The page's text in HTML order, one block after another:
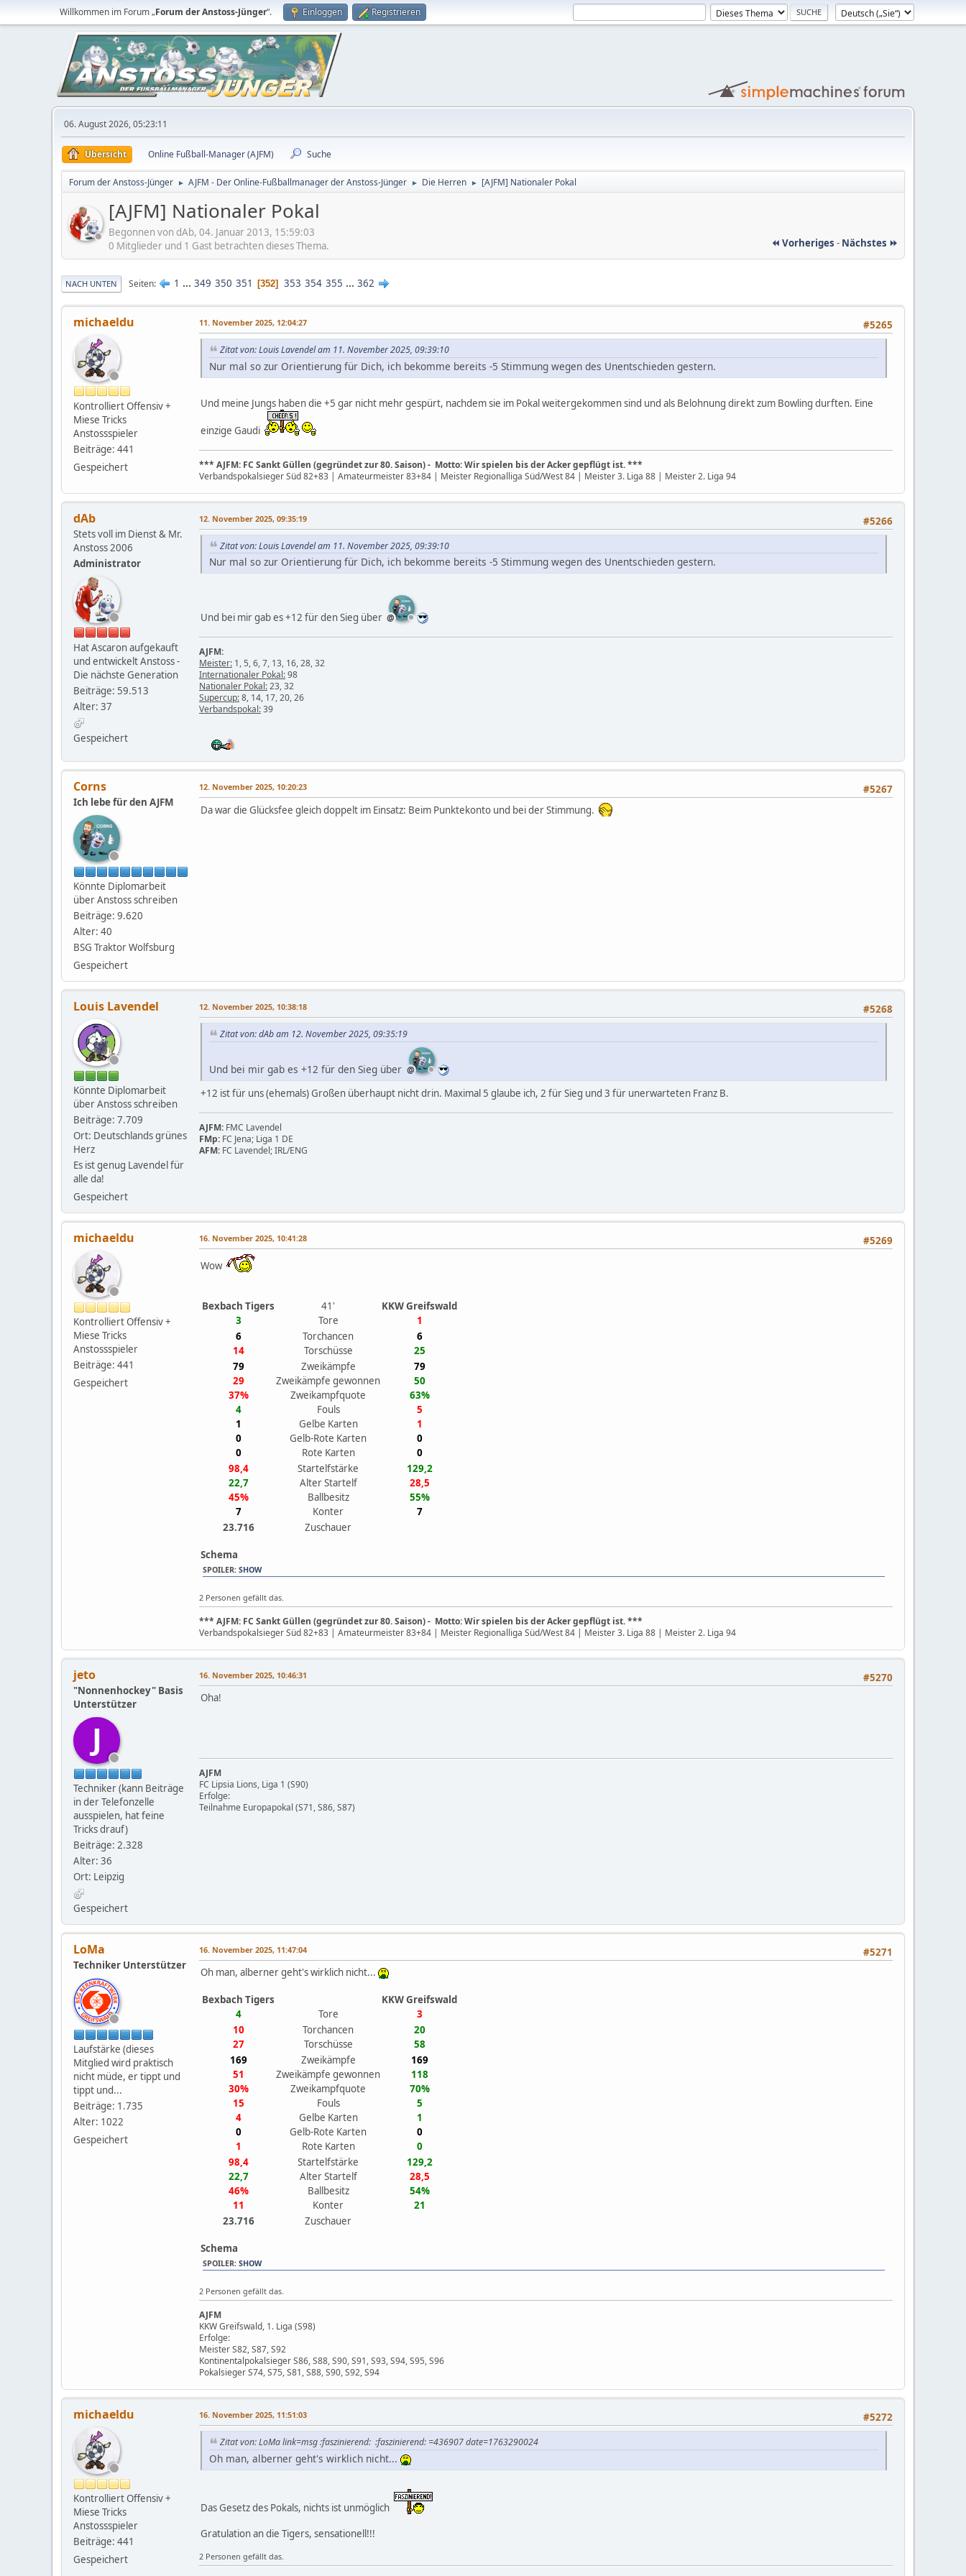
Willkommen im Forum „Forum der Anstoss-Jünger“. Einloggen Registrieren
06. August 2026, 05:23:11
Übersicht Online Fußball-Manager (AJFM) Suche
Forum der Anstoss-Jünger ► AJFM - Der Online-Fußballmanager der Anstoss-Jünger ► Die Herren ► [AJFM] Nationaler Pokal
[AJFM] Nationaler Pokal
Begonnen von dAb, 04. Januar 2013, 15:59:03
⏪ Vorheriges - Nächstes ⏩
0 Mitglieder und 1 Gast betrachten dieses Thema.
NACH UNTEN Seiten 1 ... 349 350 351 352 353 354 355 ... 362
michaeldu
Kontrolliert Offensiv +
Miese Tricks
Anstossspieler
Beiträge: 441
Gespeichert
#5265
11. November 2025, 12:04:27
Zitat von: Louis Lavendel am 11. November 2025, 09:39:10
Nur mal so zur Orientierung für Dich, ich bekomme bereits -5 Stimmung wegen des Unentschieden gestern.
Und meine Jungs haben die +5 gar nicht mehr gespürt, nachdem sie im Pokal weitergekommen sind und als Belohnung direkt zum Bowling durften. Eine
einzige Gaudi
*** AJFM: FC Sankt Güllen (gegründet zur 80. Saison) - Motto: Wir spielen bis der Acker gepflügt ist. ***
Verbandspokalsieger Süd 82+83 | Amateurmeister 83+84 | Meister Regionalliga Süd/West 84 | Meister 3. Liga 88 | Meister 2. Liga 94
dAb
Stets voll im Dienst & Mr.
Anstoss 2006
Administrator
Hat Ascaron aufgekauft
und entwickelt Anstoss -
Die nächste Generation
Beiträge: 59.513
Alter: 37
Gespeichert
#5266
12. November 2025, 09:35:19
Zitat von: Louis Lavendel am 11. November 2025, 09:39:10
Nur mal so zur Orientierung für Dich, ich bekomme bereits -5 Stimmung wegen des Unentschieden gestern.
Und bei mir gab es +12 für den Sieg über
AJFM:
Meister: 1, 5, 6, 7, 13, 16, 28, 32
Internationaler Pokal:98
Nationaler Pokal:23, 32
Supercup:8, 14, 17, 20, 26
Verbandspokal:39
Corns
Ich lebe für den AJFM
Könnte Diplomarbeit
über Anstoss schreiben
Beiträge: 9.620
Alter: 40
BSG Traktor Wolfsburg
Gespeichert
#5267
12. November 2025, 10:20:23
Da war die Glücksfee gleich doppelt im Einsatz: Beim Punktekonto und bei der Stimmung.
Louis Lavendel
Könnte Diplomarbeit
über Anstoss schreiben
Beiträge: 7.709
Ort: Deutschlands grünes
Herz
Es ist genug Lavendel für
alle da!
Gespeichert
#5268
12. November 2025, 10:38:18
Zitat von: dAb am 12. November 2025, 09:35:19
Und bei mir gab es +12 für den Sieg über
+12 ist für uns (ehemals) Großen überhaupt nicht drin. Maximal 5 glaube ich, 2 für Sieg und 3 für unerwarteten Franz B.
AJFM: FMC Lavendel
FMp: FC Jena; Liga 1 DE
AFM: FC Lavendel; IRL/ENG
michaeldu
Kontrolliert Offensiv +
Miese Tricks
Anstossspieler
Beiträge: 441
Gespeichert
#5269
16. November 2025, 10:41:28
Wow
Bexbach Tigers 41'
KKW Greifswald
3
Tore
1
6
Torchancen
6
14
Torschüsse
25
79
Zweikämpfe
79
29
Zweikämpfe gewonnen
50
37%
Zweikampfquote
63%
4
Fouls
5
1
Gelbe Karten
1
0
Gelb-Rote Karten
0
0
Rote Karten
0
98,4
Startelfstärke
129,2
22,7
Alter Startelf
28,5
45%
Ballbesitz
55%
7
Konter
7
23.716
Zuschauer
Schema
SPOILER: SHOW
2 Personen gefällt das.
*** AJFM: FC Sankt Güllen (gegründet zur 80. Saison) - Motto: Wir spielen bis der Acker gepflügt ist. ***
Verbandspokalsieger Süd 82+83 | Amateurmeister 83+84 | Meister Regionalliga Süd/West 84 | Meister 3. Liga 88 | Meister 2. Liga 94
jeto
"Nonnenhockey" Basis
Unterstützer
J
Techniker (kann Beiträge
in der Telefonzelle
ausspielen, hat feine
Tricks drauf)
Beiträge: 2.328
Alter: 36
Ort: Leipzig
Gespeichert
#5270
16. November 2025, 10:46:31
Oha!
AJFM
FC Lipsia Lions, Liga 1 (S90)
Erfolge:
Teilnahme Europapokal (S71, S86, S87)
LoMa
Techniker Unterstützer
Laufstärke (dieses
Mitglied wird praktisch
nicht müde, er tippt und
tippt und...
Beiträge: 1.735
Alter: 1022
Gespeichert
#5271
16. November 2025, 11:47:04
Oh man, alberner geht's wirklich nicht...
Bexbach Tigers
KKW Greifswald
4
Tore
3
10
Torchancen
20
27
Torschüsse
58
169
Zweikämpfe
169
51
Zweikämpfe gewonnen
118
30%
Zweikampfquote
70%
15
Fouls
5
4
Gelbe Karten
1
0
Gelb-Rote Karten
0
1
Rote Karten
0
98,4
Startelfstärke
129,2
22,7
Alter Startelf
28,5
46%
Ballbesitz
54%
11
Konter
21
23.716
Zuschauer
Schema
SPOILER: SHOW
2 Personen gefällt das.
AJFM
KKW Greifswald, 1. Liga (S98)
Erfolge:
Meister S82, S87, S92
Kontinentalpokalsieger S86, S88, S90, S91, S93, S94, S95, S96
Pokalsieger S74, S75, S81, S88, S90, S92, S94
michaeldu
Kontrolliert Offensiv +
Miese Tricks
Anstossspieler
Beiträge: 441
Gespeichert
#5272
16. November 2025, 11:51:03
Zitat von: LoMa link=msg :faszinierend: :faszinierend: =436907 date=1763290024
Oh man, alberner geht's wirklich nicht...
Das Gesetz des Pokals, nichts ist unmöglich
Gratulation an die Tigers, sensationell!!!
2 Personen gefällt das.